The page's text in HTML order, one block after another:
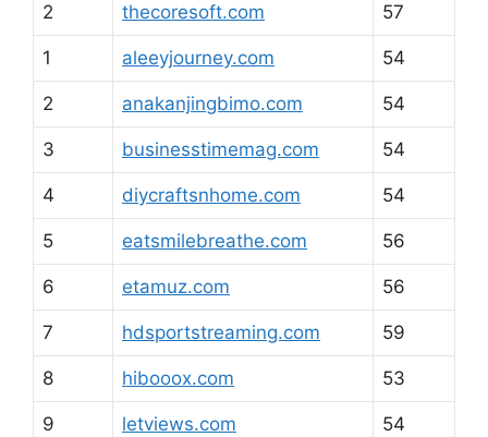
2 thecoresoft.com 57
1 aleeyjourney.com 54
2 anakanjingbimo.com 54
3 businesstimemag.com 54
4 diycraftsnhome.com 54
5 eatsmilebreathe.com 56
6 etamuz.com 56
7 hdsportstreaming.com 59
8 hibooox.com 53
9 letviews.com 54